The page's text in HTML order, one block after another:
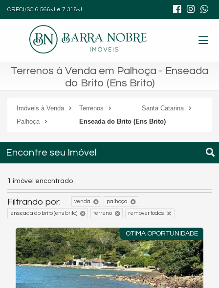
CRECI/SC 6.566-J e 7.318-J
Terrenos à Venda em Palhoça - Enseada
do Brito (Ens Brito)
Imóveis à Venda Terrenos
Santa Catarina
Palhoça
Enseada do Brito (Ens Brito)
Encontre seu Imóvel
1 imóvel encontrado
Filtrando por: venda palhoça
enseada do brito (ens brito) terreno remover todos
OTIMA OPORTUNIDADE